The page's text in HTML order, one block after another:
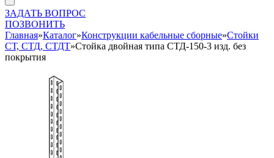
ЗАДАТЬ ВОПРОС
ПОЗВОНИТЬ
Главная»Каталог»Конструкции кабельные сборные»Стойки
СТ, СТД, СТДТ»Стойка двойная типа СТД-150-3 изд. без
покрытия